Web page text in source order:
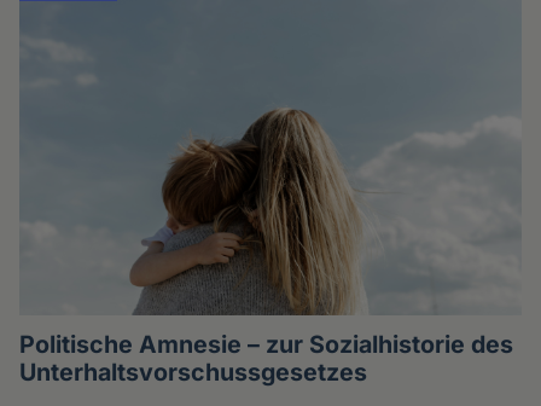
Politische Amnesie – zur Sozialhistorie des
Unterhaltsvorschussgesetzes